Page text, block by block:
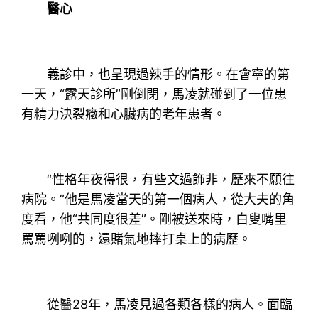
醫心
義診中，也呈現過辣手的情形。在會寧的第
一天，“露天診所”剛倒閉，馬凌就碰到了一位患
有精力決裂癥和心臟病的老年患者。
“性格年夜得很，有些文過飾非，歷來不願往
病院。”他是馬凌當天的第一個病人，從大夫的角
度看，他“共同度很差”。剛被送來時，白叟嘴里
罵罵咧咧的，還賭氣地摔打桌上的病歷。
從醫28年，馬凌見過各類各樣的病人。面臨